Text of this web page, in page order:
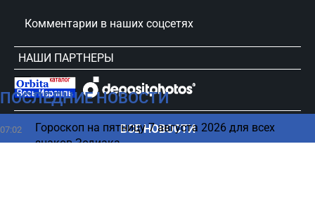
ПОСЛЕДНИЕ НОВОСТИ
07:02
Гороскоп на пятницу 7 августа 2026 для всех
знаков Зодиака
ВСЕ НОВОСТИ
Комментарии в наших соцсетях
НАШИ ПАРТНЕРЫ
сursorinfo.co.il © Все права защищены